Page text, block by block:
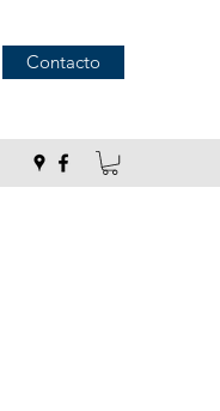
Contacto